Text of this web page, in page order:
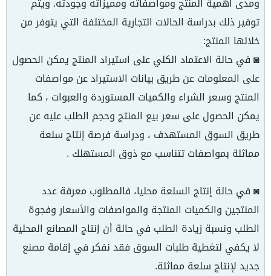
توفير ذلك بدراسة الحالات التجارية المختلفة التي يتوفر من
خلالها المنتج:
◙ في حالة الاعتماد الكلي على استيراد المنتج يمكن الحصول
على المعلومات عن طريق بيانات الاستيراد عن مواصفات
المنتج وسعر الشراء والكميات المستوردة والعبوات ، كما
يمكن الحصول على سعر بيع المنتج وحجم الطلب عليه عن
طريق السوق المستهدف ، ودراسة فرصة إنتاج سلعة
مماثلة بمواصفات تتناسب مع ذوق المستهلك .
◙ في حالة إنتاج السلعة محليا، فالمطلوب معرفة عدد
المنتجين والكميات المنتجة والمواصفات والأسعار وفجوة
الطلب ونسبة زيادة الطلب في حالة أن إنتاج المصانع المحلية
لا يكفي لتغطية طلبات السوق فقد نفكر في إقامة مصنع
جديد لإنتاج سلعة مماثلة.